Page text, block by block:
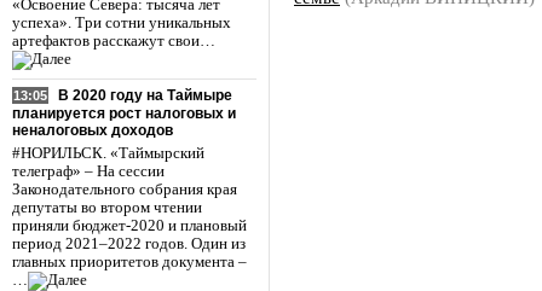
«Освоение Севера: тысяча лет
успеха». Три сотни уникальных
артефактов расскажут свои…
13:05
В 2020 году на Таймыре
планируется рост налоговых и
неналоговых доходов
#НОРИЛЬСК. «Таймырский
телеграф» – На сессии
Законодательного собрания края
депутаты во втором чтении
приняли бюджет-2020 и плановый
период 2021–2022 годов. Один из
главных приоритетов документа –
…